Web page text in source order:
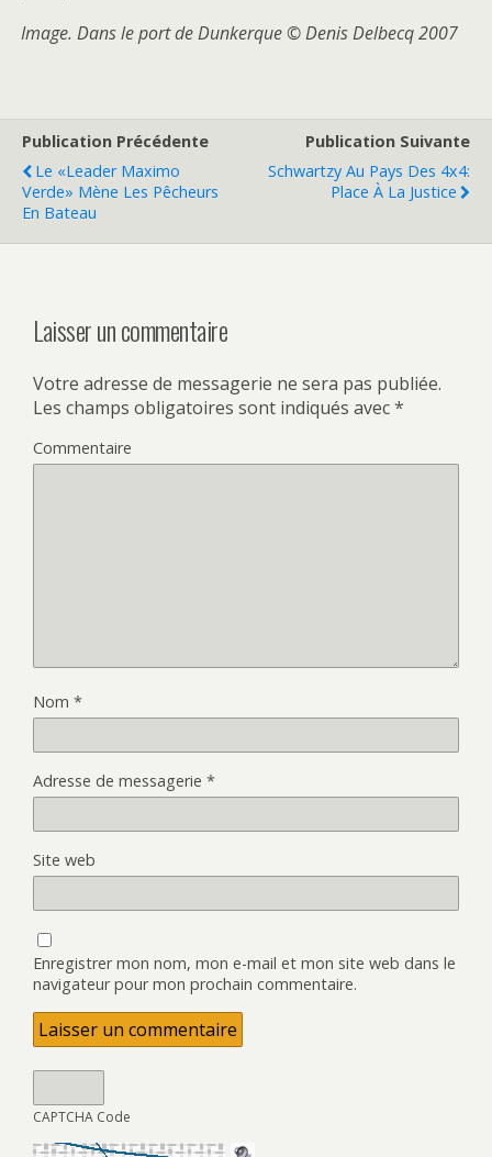
Image. Dans le port de Dunkerque © Denis Delbecq 2007
Publication Précédente
Le «leader Maximo
Verde» Mène Les Pêcheurs
En Bateau
Publication Suivante
Schwartzy Au Pays Des 4x4:
Place À La Justice
Laisser un commentaire
Votre adresse de messagerie ne sera pas publiée.
Les champs obligatoires sont indiqués avec*
Commentaire
Nom *
Adresse de messagerie *
Site web
Enregistrer mon nom, mon e-mail et mon site web dans le
navigateur pour mon prochain commentaire.
CAPTCHA Code